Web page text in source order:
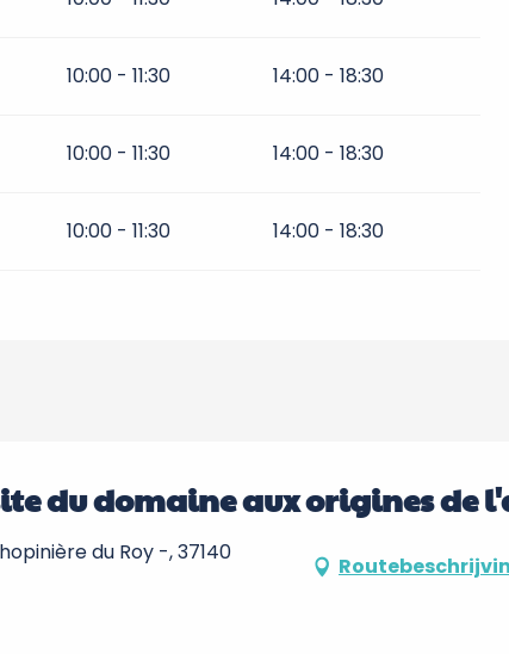
10:00 - 11:30 14:00 - 18:30
10:00 - 11:30 14:00 - 18:30
10:00 - 11:30 14:00 - 18:30
du domaine aux origines de
du Roy -, 37140